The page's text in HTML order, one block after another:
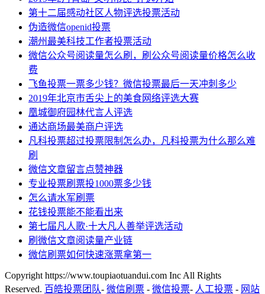
第十二届感动社区人物评选投票活动
伪造微信openid投票
潮州最美科技工作者投票活动
微信公众号阅读量怎么刷，刷公众号阅读量价格怎么收
费
飞鱼投票一票多少钱？微信投票最后一天冲刺多少
2019年北京市舌尖上的美食网络评选大赛
凰城御府园林代言人评选
通达商场最美商户评选
凡科投票超过投票限制怎么办，凡科投票为什么那么难
刷
微信文章留言点赞神器
专业投票刷票投1000票多少钱
怎么请水军刷票
花钱投票能不能看出来
第七届凡人歌·十大凡人善举评选活动
刷微信文章阅读量产业链
微信刷票如何快速涨票拿第一
Copyright https://www.toupiaotuandui.com Inc All Rights
Reserved. 百皓投票团队- 微信刷票 - 微信投票- 人工投票 - 网站